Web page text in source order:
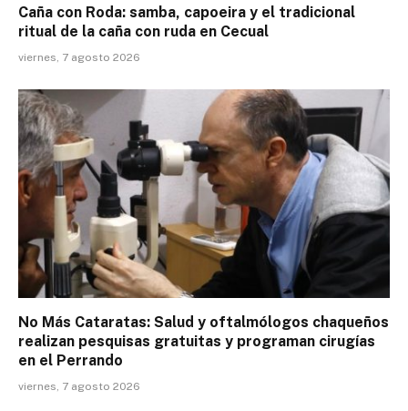
Caña con Roda: samba, capoeira y el tradicional
ritual de la caña con ruda en Cecual
viernes, 7 agosto 2026
No Más Cataratas: Salud y oftalmólogos chaqueños
realizan pesquisas gratuitas y programan cirugías
en el Perrando
viernes, 7 agosto 2026